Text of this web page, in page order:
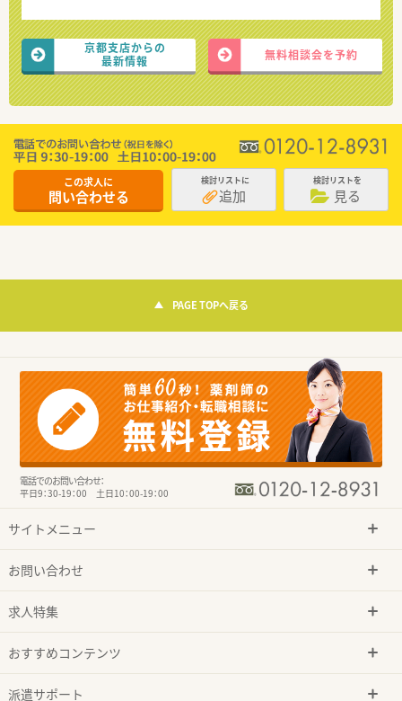
京都支店からの
最新情報
無料相談会を予約
この求人に
問い合わせる
検討リストに
追加
検討リストを
見る
PAGE TOPへ戻る
電話でのお問い合わせ：
平日9：30-19：00 土日10：00-19：00
サイトメニュー
お問い合わせ
求人特集
おすすめコンテンツ
派遣サポート